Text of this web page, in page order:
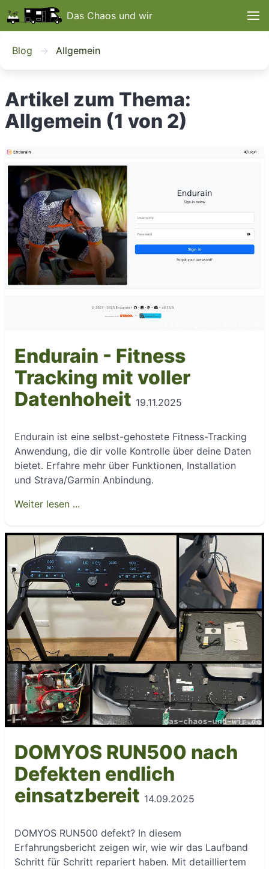
Das Chaos und wir
Blog Allgemein
Artikel zum Thema:
Allgemein (1 von 2)
Endurain - Fitness
Tracking mit voller
Datenhoheit 19.11.2025
Endurain ist eine selbst-gehostete Fitness-Tracking
Anwendung, die dir volle Kontrolle über deine Daten
bietet. Erfahre mehr über Funktionen, Installation
und Strava/Garmin Anbindung.
Weiter lesen ...
DOMYOS RUN500 nach
Defekten endlich
einsatzbereit 14.09.2025
DOMYOS RUN500 defekt? In diesem
Erfahrungsbericht zeigen wir, wie wir das Laufband
Schritt für Schritt repariert haben. Mit detailliertem